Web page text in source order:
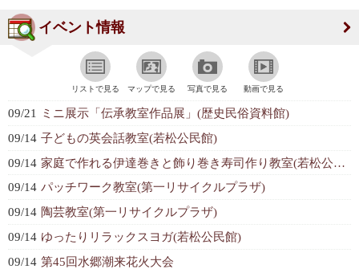
イベント情報
リストで見る マップで見る 写真で見る 動画で見る
09/21
ミニ展示「伝承教室作品展」(歴史民俗資料館)
09/14 子どもの英会話教室(若松公民館)
09/14 家庭で作れる伊達巻きと飾り巻き寿司作り教室(若松公民館)
09/14 パッチワーク教室(第一リサイクルプラザ)
09/14 陶芸教室(第一リサイクルプラザ)
09/14 ゆったりリラックスヨガ(若松公民館)
09/14 第45回水郷潮来花火大会